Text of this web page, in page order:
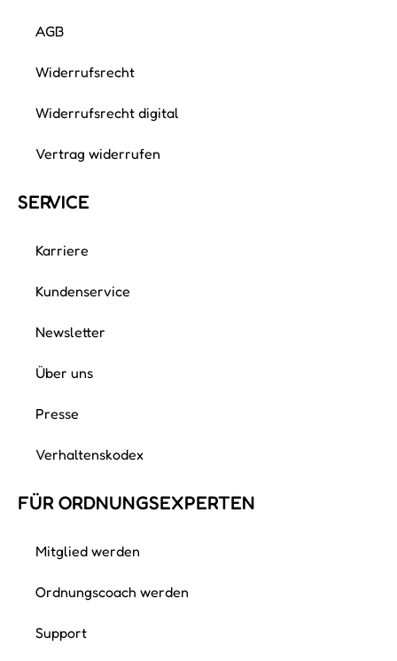
AGB
Widerrufsrecht
Widerrufsrecht digital
Vertrag widerrufen
SERVICE
Karriere
Kundenservice
Newsletter
Über uns
Presse
Verhaltenskodex
FÜR ORDNUNGS­EXPERTEN
Mitglied werden
Ordnungscoach werden
Support